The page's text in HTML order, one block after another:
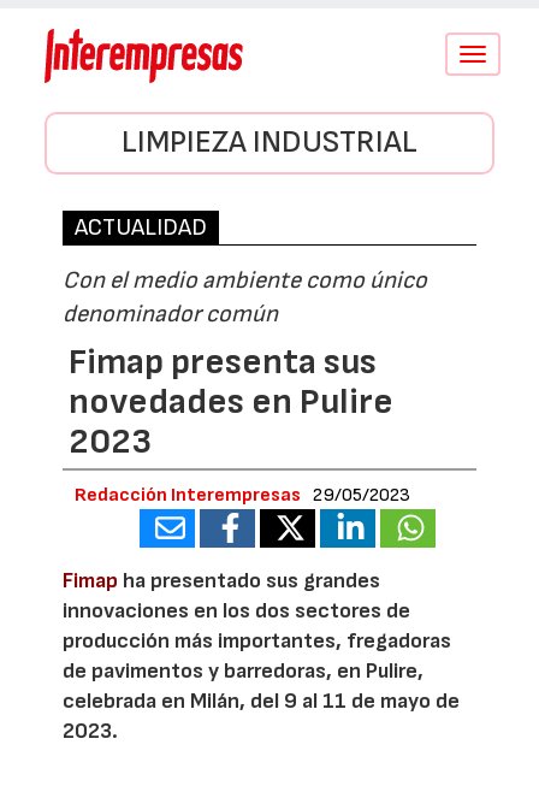
Conmutar
LIMPIEZA INDUSTRIAL
ACTUALIDAD
Con el medio ambiente como único
denominador común
Fimap presenta sus
novedades en Pulire
2023
Redacción Interempresas 29/05/2023
Fimap ha presentado sus grandes
innovaciones en los dos sectores de
producción más importantes, fregadoras
de pavimentos y barredoras, en Pulire,
celebrada en Milán, del 9 al 11 de mayo de
2023.